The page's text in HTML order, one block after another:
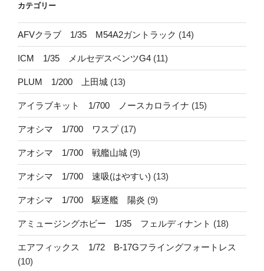
カテゴリー
AFVクラブ 1/35 M54A2ガントラック (14)
ICM 1/35 メルセデスベンツG4 (11)
PLUM 1/200 上田城 (13)
アイラブキット 1/700 ノースカロライナ (15)
アオシマ 1/700 ワスプ(17)
アオシマ 1/700 戦艦山城 (9)
アオシマ 1/700 速吸(はやすい) (13)
アオシマ 1/700 駆逐艦 陽炎 (9)
アミュージングホビー 1/35 フェルディナント (18)
エアフィックス 1/72 B-17Gフライングフォートレス
(10)